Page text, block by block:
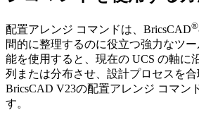
配置アレンジ コマンドは、BricsCAD®
間的に整理するのに役立つ強力なツ
能を使用すると、現在の UCS の軸に
列または分布させ、設計プロセスを合
BricsCAD V23の配置アレンジ コマン
す。